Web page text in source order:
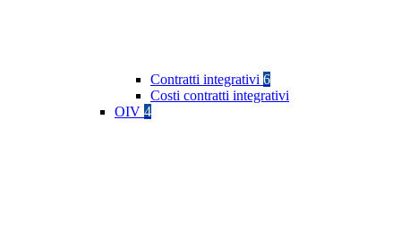
Contratti integrativi 6
Costi contratti integrativi
OIV 4